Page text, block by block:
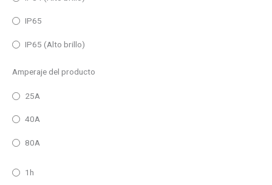
IP65
IP65 (Alto brillo)
Amperaje del producto
25A
40A
80A
1h